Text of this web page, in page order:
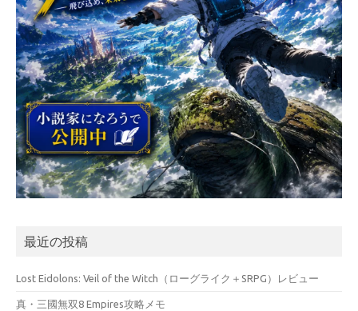
最近の投稿
Lost Eidolons: Veil of the Witch（ローグライク＋SRPG）レビュー
真・三國無双8 Empires攻略メモ